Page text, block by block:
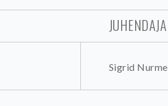
JUHENDAJA
Sigrid Nurme